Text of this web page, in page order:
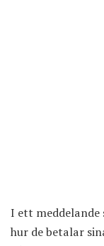
I ett
hur de betalar